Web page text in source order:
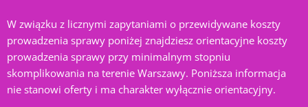
W związku z licznymi zapytaniami o przewidywane koszty
prowadzenia sprawy poniżej znajdziesz orientacyjne koszty
prowadzenia sprawy przy minimalnym stopniu
skomplikowania na terenie Warszawy. Poniższa informacja
nie stanowi oferty i ma charakter wyłącznie orientacyjny.